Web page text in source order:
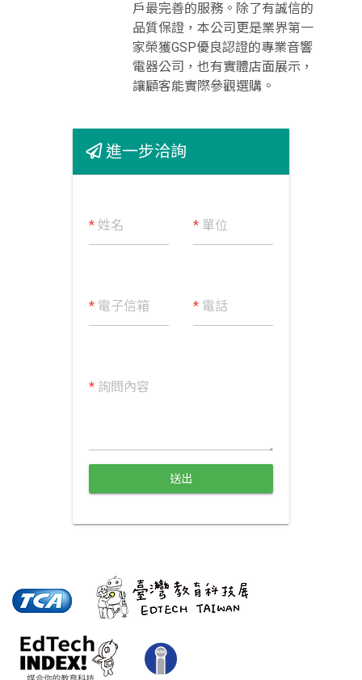
戶最完善的服務。除了有誠信的
品質保證，本公司更是業界第一
家榮獲GSP優良認證的專業音響
電器公司，也有實體店面展示，
讓顧客能實際參觀選購。
進一步洽詢
*姓名 * 單位
*電子信箱 * 電話
*詢問內容
送出